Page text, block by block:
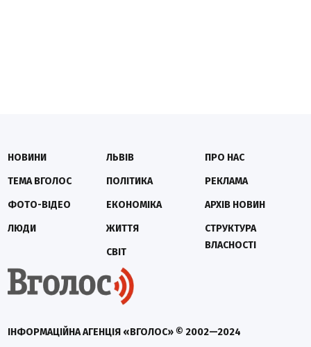
ІНФОРМАЦІЙНА АГЕНЦІЯ «ВГОЛОС» © 2002—2024
НОВИНИ
ТЕМА ВГОЛОС
ФОТО-ВІДЕО
ЛЮДИ
ЛЬВІВ
ПОЛІТИКА
ЕКОНОМІКА
ЖИТТЯ
СВІТ
ПРО НАС
РЕКЛАМА
АРХІВ НОВИН
СТРУКТУРА
ВЛАСНОСТІ